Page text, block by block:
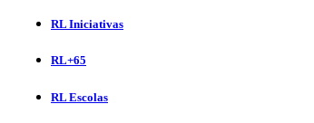
RL Iniciativas
RL+65
RL Escolas